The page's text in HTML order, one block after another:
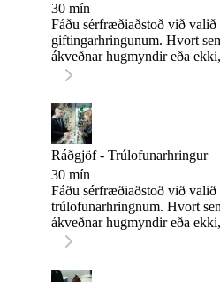
30 mín
Fáðu sérfræðiaðstoð við valið
giftingarhringunum. Hvort
ákveðnar hugmyndir eða
gullsmiðurinn ykkur við valið
Ráðgjöf - Trúlofunarhringur
30 mín
Fáðu sérfræðiaðstoð við valið
trúlofunarhringnum. Hvort
ákveðnar hugmyndir eða
gullsmiður við valið eða